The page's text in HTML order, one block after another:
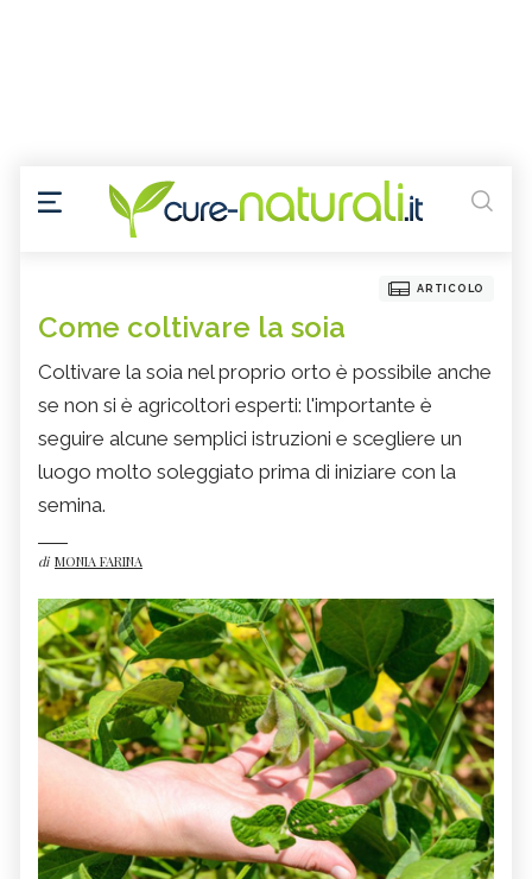
ARTICOLO
Come coltivare la soia
Coltivare la soia nel proprio orto è possibile anche
se non si è agricoltori esperti: l'importante è
seguire alcune semplici istruzioni e scegliere un
luogo molto soleggiato prima di iniziare con la
semina.
di MONIA FARINA